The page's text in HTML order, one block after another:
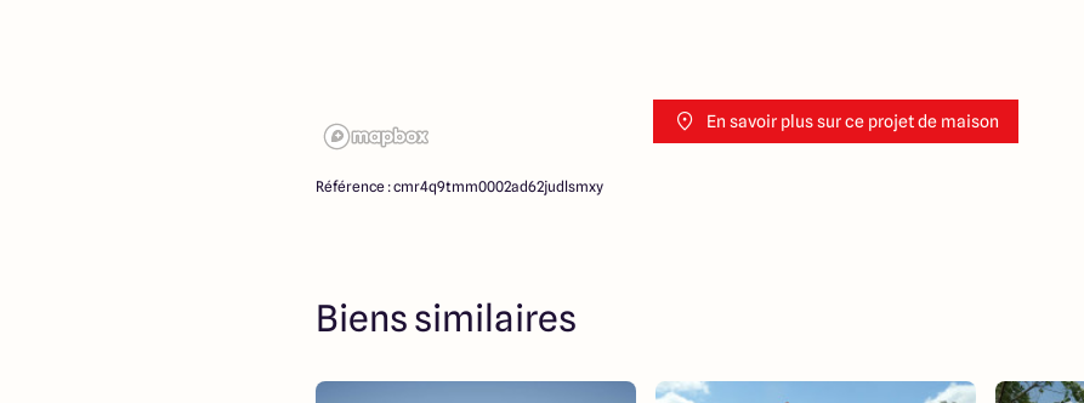
En savoir plus sur ce projet de maison
Référence : cmr4q9tmm0002ad62judlsmxy
Biens similaires